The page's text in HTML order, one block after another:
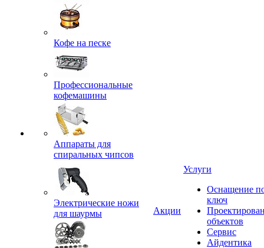
Кофе на песке
Профессиональные
кофемашины
Аппараты для
спиральных чипсов
Электрические ножи
для шаурмы
Акции
Услуги
Оснащение
ключ
объектов
Сервис
Айдентика